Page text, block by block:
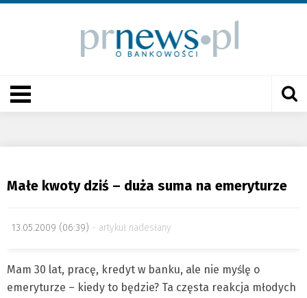
Małe kwoty dziś – duża suma na emeryturze
13.05.2009 (06:39) artykuł nadesłany
Mam 30 lat, pracę, kredyt w banku, ale nie myślę o
emeryturze – kiedy to będzie? Ta częsta reakcja młodych